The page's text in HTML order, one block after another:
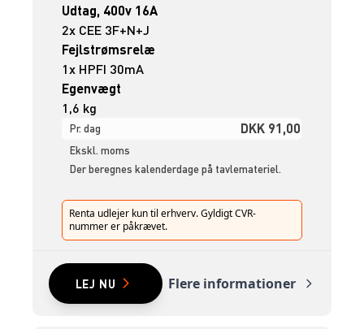
Udtag, 400v 16A
2x CEE 3F+N+J
Fejlstrømsrelæ
1x HPFI 30mA
Egenvægt
1,6 kg
Pr. dag DKK 91,00
Ekskl. moms
Der beregnes kalenderdage på tavlemateriel.
Renta udlejer kun til erhverv. Gyldigt CVR-
nummer er påkrævet.
LEJ NU Flere informationer